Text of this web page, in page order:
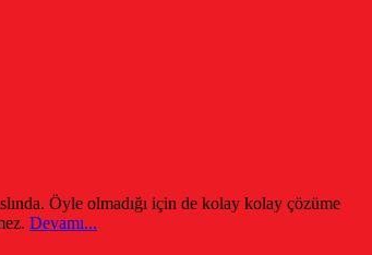
Öyle olmadığı için de kolay kolay çözüme
Devamı...